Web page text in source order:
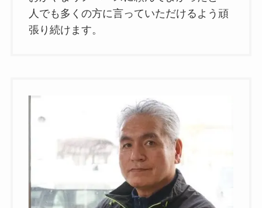
人でも多くの方に言っていただけるよう頑
張り続けます。